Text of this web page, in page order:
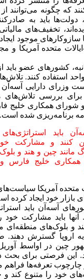
که چگونه می‌توانند
باید به
تخفیف‌های مالیاتی
سازوکارهای موجود
متحده آمریکا و
کشورهای عضو باید
استفاده کنند.
بررسی تلاش‌های
مه برنامه‌ریزی شده است.
باید
کنند و مشارکت
مانند چین و هند و
همکاری خلیج فارس و
آمریکا سیاست‌های
بازار خود ایجاد کرده
آسه‌آن باید
آنها باید مشارکت
و بلوک‌های منطقه‌ای
اروپا گسترش
چین در اواسط آوریل
این فرصتی برای
چارچوب تعرفه‌ها فراهم
خود را متنوع کند و